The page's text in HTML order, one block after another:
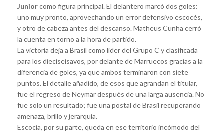
Juniorcomo figura principal. El delantero marcó dos goles:
uno muy pronto, aprovechando un error defensivo escocés,
y otro de cabeza antes del descanso. Matheus Cunha cerró
la cuenta en torno a la hora de partido.
La victoria deja a Brasil como líder del Grupo C y clasificada
para los dieciseisavos, por delante de Marruecos gracias a la
diferencia de goles, ya que ambos terminaron con siete
puntos. El detalle añadido, de esos que agrandan el titular,
fue el regreso de Neymar después de una larga ausencia. No
fue solo un resultado; fue una postal de Brasil recuperando
amenaza, brillo y jerarquía.
Escocia, por su parte, queda en ese territorio incómodo del